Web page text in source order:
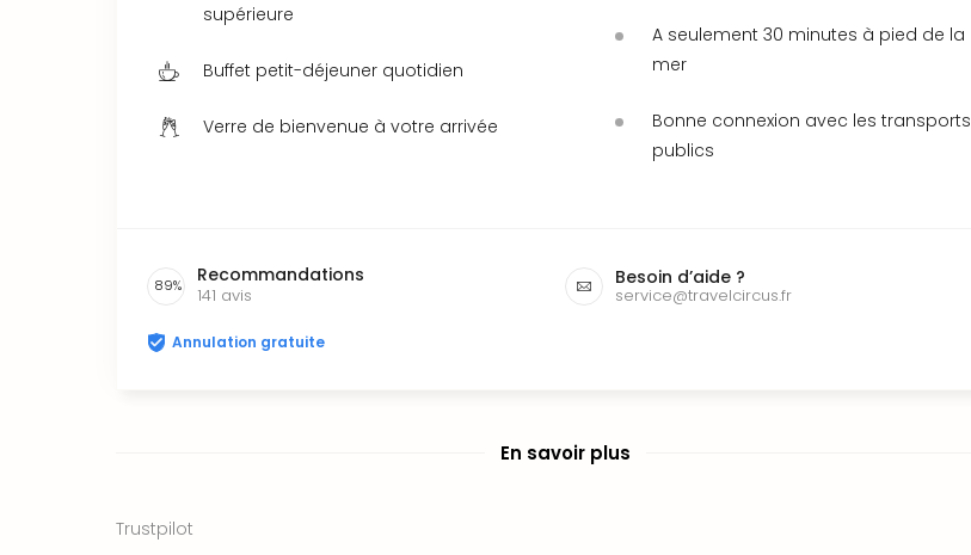
supérieure
Buffet petit-déjeuner quotidien
Verre de bienvenue à votre arrivée
A seulement 30 minutes à pied de la
mer
Bonne connexion avec les transports
publics
89% Recommandations
141 avis
Besoin d’aide ?
service@travelcircus.fr
Annulation gratuite
En savoir plus
Trustpilot